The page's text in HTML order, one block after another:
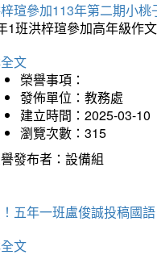
瑄參加113年第二期小
1班洪梓瑄參加高年級作
文
榮譽事項：
發佈單位：教務處
建立時間：2025-03-10
瀏覽次數：315
發布者：設備組
五年一班盧俊誠投稿國
文